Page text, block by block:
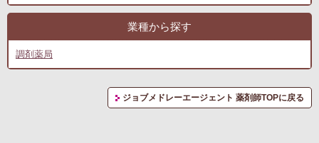
業種から探す
調剤薬局
ジョブメドレーエージェント 薬剤師TOPに戻る